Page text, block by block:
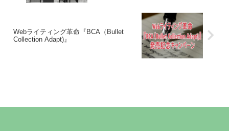
Webライティング革命『BCA（Bullet
Collection Adapt)』